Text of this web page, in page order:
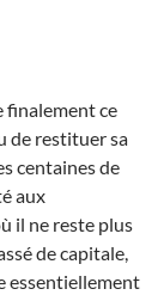
finalement ce
de restituer sa
centaines de
aux
il ne reste plus
de capitale,
essentiellement